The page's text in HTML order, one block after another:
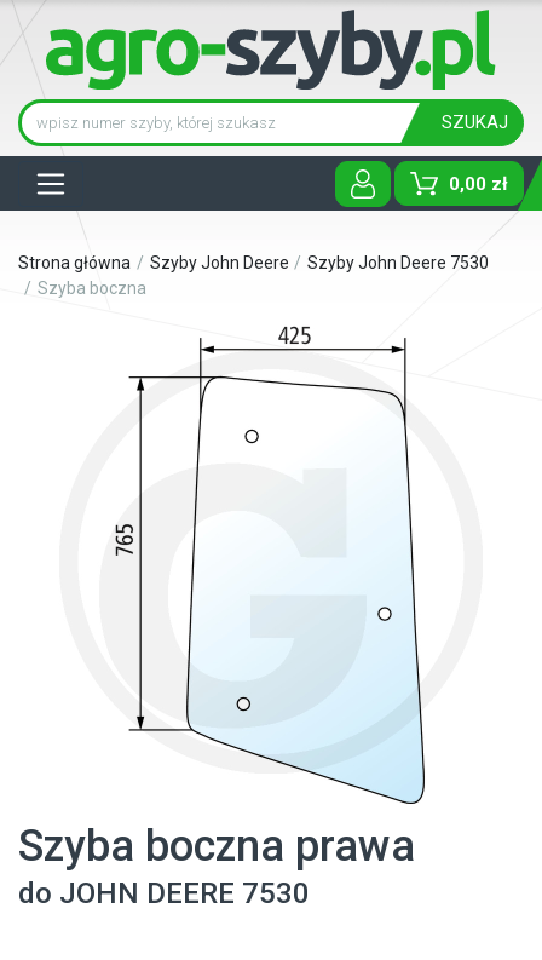
SZUKAJ
0,00 zł
Strona główna Szyby John Deere
Szyby John Deere 7530
Szyba boczna
Szyba boczna prawa
do JOHN DEERE 7530